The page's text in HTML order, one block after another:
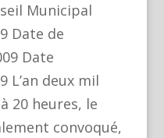
Municipal
Date de
Date
L’an deux mil
20 heures, le
convoqué,